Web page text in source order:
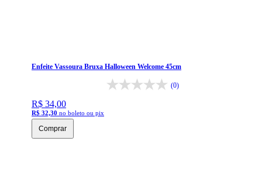
Enfeite Vassoura Bruxa Halloween Welcome 45cm
(0)
R$ 34,00
R$ 32,30 no boleto ou pix
Comprar